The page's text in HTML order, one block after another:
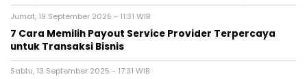
Jumat, 19 September 2025 - 11:31 WIB
7 Cara Memilih Payout Service Provider Terpercaya
untuk Transaksi Bisnis
Sabtu, 13 September 2025 - 17:31 WIB